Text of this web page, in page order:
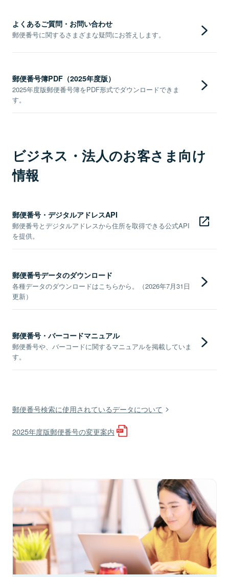
よくあるご質問・お問い合わせ
郵便番号に関するさまざまな疑問にお答えします。
郵便番号簿PDF（2025年度版）
2025年度版郵便番号簿をPDF形式でダウンロードできま
す。
ビジネス・法人のお客さま向け
情報
郵便番号・デジタルアドレスAPI
郵便番号とデジタルアドレスから住所を取得できる公式API
を提供。
郵便番号データのダウンロード
各種データのダウンロードはこちらから。（2026年7月31日
更新）
郵便番号・バーコードマニュアル
郵便番号や、バーコードに関するマニュアルを掲載していま
す。
郵便番号検索に使用されているデータについて
2025年度版郵便番号の変更案内